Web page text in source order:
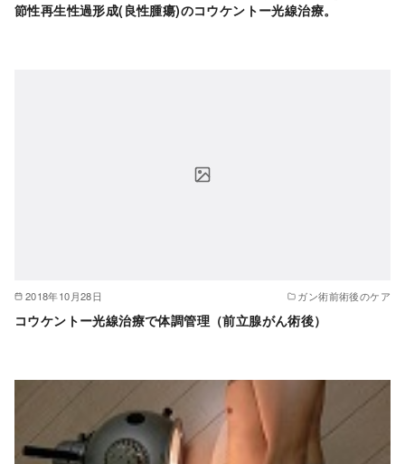
節性再生性過形成(良性腫瘍)のコウケントー光線治療。
2018年10月28日 ガン術前術後のケア
コウケントー光線治療で体調管理（前立腺がん術後）